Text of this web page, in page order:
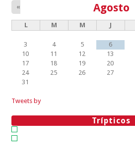
Agosto
«
L M M J
3
4 5 6
10
11 12 13
17
18 19 20
24
25 26 27
31
Tweets by
Trípticos